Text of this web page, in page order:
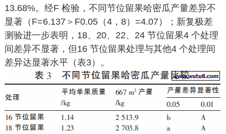
13.68%。经F 检验，不同节位留果哈密瓜产量差异不
显著（F=6.137＞F0.05（4，8）=4.07）；新复极差
测验进一步表明，18、20、22、24 节位留果4 个处理
间差异不显著，但16 节位留果处理与其他4 个处理间
差异达显著水平（表3）。